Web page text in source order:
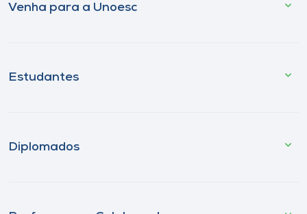
Venha para a Unoesc
Estudantes
Diplomados